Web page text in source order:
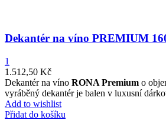
Dekantér na víno PREMIUM
1
1.512,50 Kč
Dekantér na víno RONA Premium o
vyráběný dekantér je balen v luxusní
Add to wishlist
Přidat do košíku